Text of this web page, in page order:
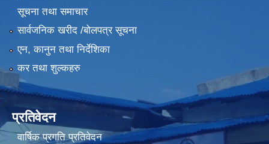
सूचना तथा समाचार
सार्वजनिक खरीद /बोलपत्र सूचना
एन, कानुन तथा निर्देशिका
कर तथा शुल्कहरु
प्रतिवेदन
वार्षिक प्रगति प्रतिवेदन